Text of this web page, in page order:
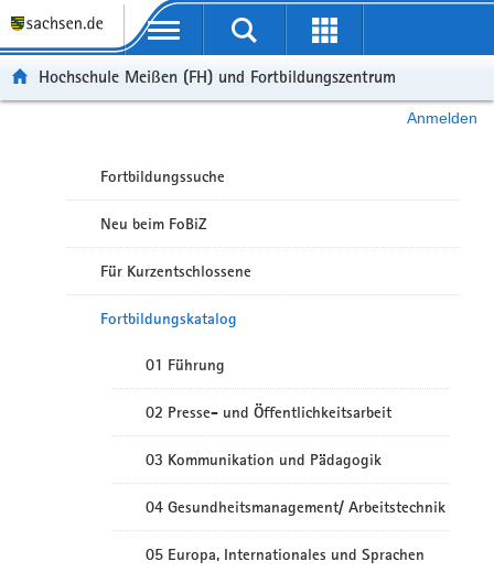
Portalübergreifende Navigation
Hochschule Meißen (FH) und Fortbildungszentrum
Anmelden
Fortbildungssuche
Neu beim FoBiZ
Für Kurzentschlossene
Fortbildungskatalog
01 Führung
02 Presse- und Öffentlichkeitsarbeit
03 Kommunikation und Pädagogik
04 Gesundheitsmanagement/ Arbeitstechnik
05 Europa, Internationales und Sprachen